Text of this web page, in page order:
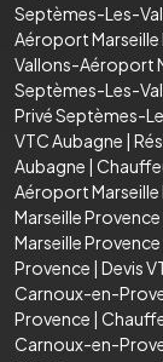
Septèmes-Les-
Aéroport Marseille
Vallons-Aéroport
Septèmes-Les-
Privé Septèmes-
VTC Aubagne |
Aubagne |
Aéroport Marseille
Marseille Provence
Marseille Provence
Provence | Devis
Carnoux-en-
Provence |
Carnoux-en-